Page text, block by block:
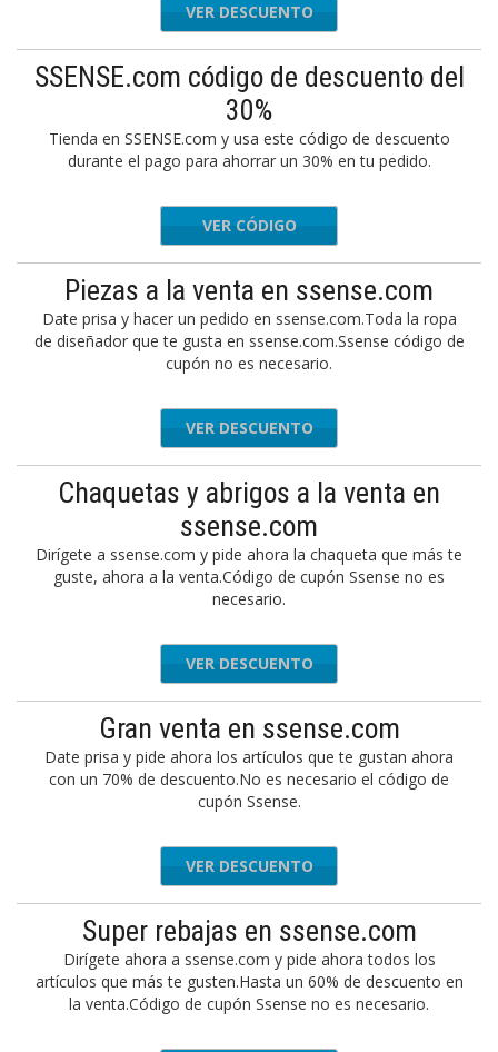
VER DESCUENTO
SSENSE.com código de descuento del
30%
Tienda en SSENSE.com y usa este código de descuento
durante el pago para ahorrar un 30% en tu pedido.
FW30
VER CÓDIGO
Piezas a la venta en ssense.com
Date prisa y hacer un pedido en ssense.com.Toda la ropa
de diseñador que te gusta en ssense.com.Ssense código de
cupón no es necesario.
VER DESCUENTO
Chaquetas y abrigos a la venta en
ssense.com
Dirígete a ssense.com y pide ahora la chaqueta que más te
guste, ahora a la venta.Código de cupón Ssense no es
necesario.
VER DESCUENTO
Gran venta en ssense.com
Date prisa y pide ahora los artículos que te gustan ahora
con un 70% de descuento.No es necesario el código de
cupón Ssense.
VER DESCUENTO
Super rebajas en ssense.com
Dirígete ahora a ssense.com y pide ahora todos los
artículos que más te gusten.Hasta un 60% de descuento en
la venta.Código de cupón Ssense no es necesario.